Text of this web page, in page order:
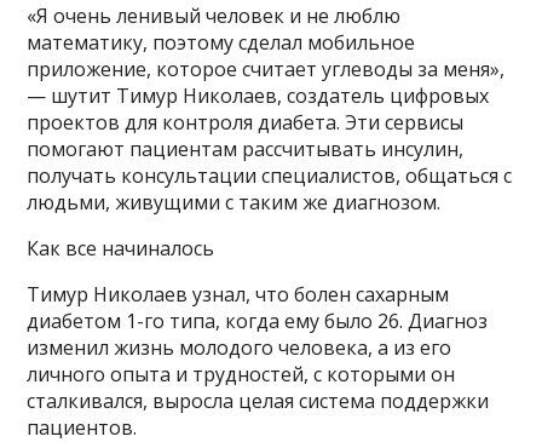
«Я очень ленивый человек и не люблю
математику, поэтому сделал мобильное
приложение, которое считает углеводы за меня»,
— шутит Тимур Николаев, создатель цифровых
проектов для контроля диабета. Эти сервисы
помогают пациентам рассчитывать инсулин,
получать консультации специалистов, общаться с
людьми, живущими с таким же диагнозом.
Как все начиналось
Тимур Николаев узнал, что болен сахарным
диабетом 1-го типа, когда ему было 26. Диагноз
изменил жизнь молодого человека, а из его
личного опыта и трудностей, с которыми он
сталкивался, выросла целая система поддержки
пациентов.